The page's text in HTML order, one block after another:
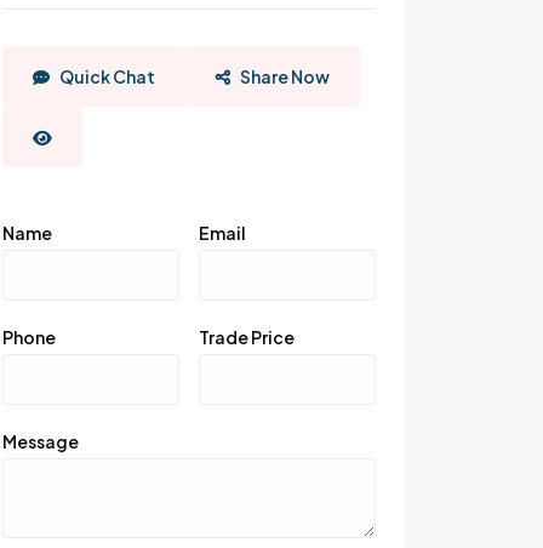
Quick Chat Share Now
Name Email
Phone Trade Price
Message